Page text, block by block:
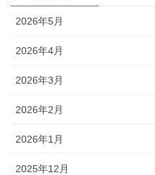
2026年5月
2026年4月
2026年3月
2026年2月
2026年1月
2025年12月